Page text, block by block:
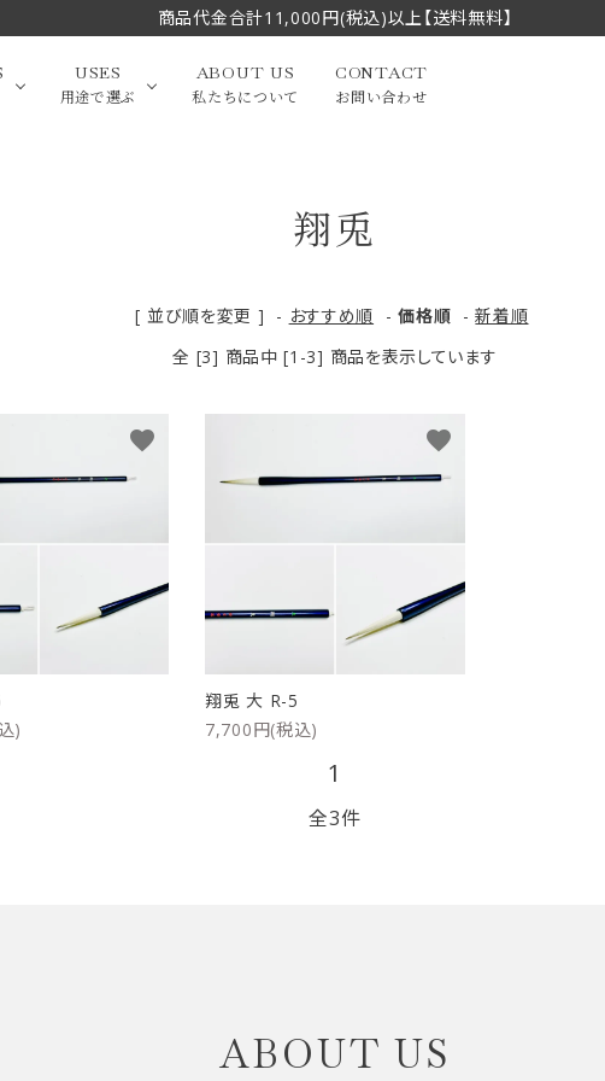
商品代金合計11,000円(税込)以上【送料無料】
大中筆（半切・条幅以
小筆
限定品・セット品
オプション・その他
USES
用途で選ぶ
漢字
写経・御朱印 画筆・絵てがみ
贈り物（限定セット） 洗浄剤・その他
贈り物（限定セット）
ABOUT US
私たちについて
CONTACT
お問い合わせ
翔兎
[ 並び順を変更 ] - おすすめ順 -価格順 -新着順
全 [3] 商品中 [1-3] 商品を表示しています
)
favorite
翔兎 大 R-5
7,700円(税込)
favorite
1
全3件
ABOUT US